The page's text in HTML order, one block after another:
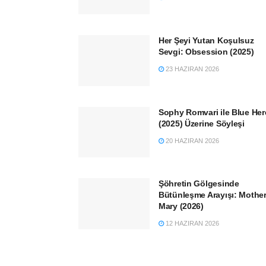
Her Şeyi Yutan Koşulsuz
Sevgi: Obsession (2025)
23 HAZIRAN 2026
Sophy Romvari ile Blue
(2025) Üzerine Söyleşi
20 HAZIRAN 2026
Şöhretin Gölgesinde
Bütünleşme Arayışı: Mother
Mary (2026)
12 HAZIRAN 2026